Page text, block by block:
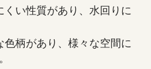
くい性質があり、水回りに
色柄があり、様々な空間に